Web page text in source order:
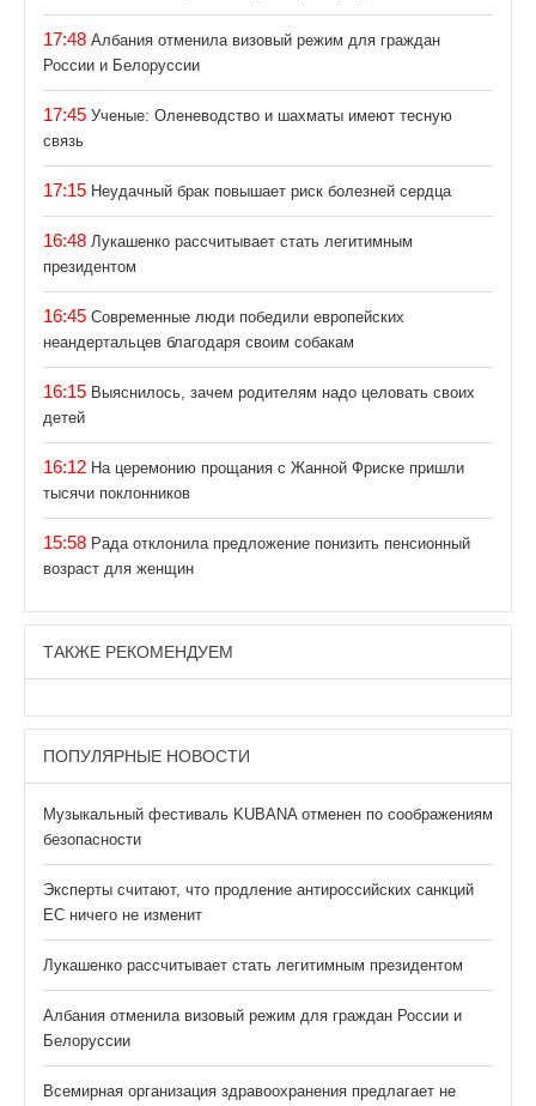
17:48 Албания отменила визовый режим для граждан
России и Белоруссии
17:45 Ученые: Оленеводство и шахматы имеют тесную
связь
17:15 Неудачный брак повышает риск болезней сердца
16:48 Лукашенко рассчитывает стать легитимным
президентом
16:45 Современные люди победили европейских
неандертальцев благодаря своим собакам
16:15 Выяснилось, зачем родителям надо целовать своих
детей
16:12 На церемонию прощания с Жанной Фриске пришли
тысячи поклонников
15:58 Рада отклонила предложение понизить пенсионный
возраст для женщин
ТАКЖЕ РЕКОМЕНДУЕМ
ПОПУЛЯРНЫЕ НОВОСТИ
Музыкальный фестиваль KUBANA отменен по соображениям
безопасности
Эксперты считают, что продление антироссийских санкций
ЕС ничего не изменит
Лукашенко рассчитывает стать легитимным президентом
Албания отменила визовый режим для граждан России и
Белоруссии
Всемирная организация здравоохранения предлагает не